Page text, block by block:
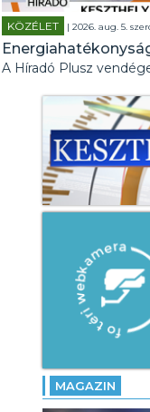
KÖZÉLET | 2026. aug. 5.
A Híradó Plusz
MAGAZIN